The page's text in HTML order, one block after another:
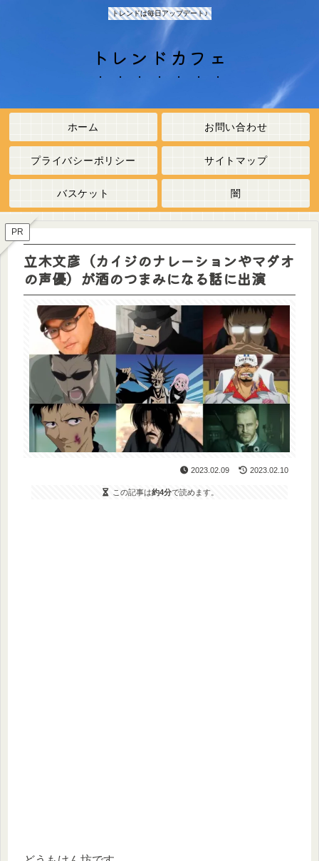
トレンドは毎日アップデート♪
トレンドカフェ
ホーム お問い合わせ
プライバシーポリシー サイトマップ
バスケット 闇
PR
立木文彦（カイジのナレーションやマダオ
の声優）が酒のつまみになる話に出演
2023.02.09 2023.02.10
この記事は約4分で読めます。